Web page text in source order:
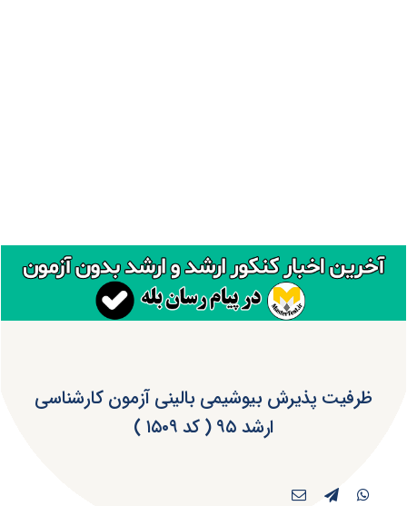
ظرفیت پذیرش بیوشیمی بالینی آزمون کارشناسی
ارشد ۹۵ ( کد ۱۵۰۹ )